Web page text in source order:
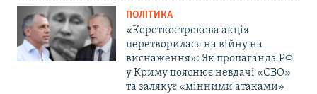
ПОЛІТИКА
«Короткострокова акція
перетворилася на війну на
виснаження»: Як пропаганда РФ
у Криму пояснює невдачі «СВО»
та залякує «мінними атаками»